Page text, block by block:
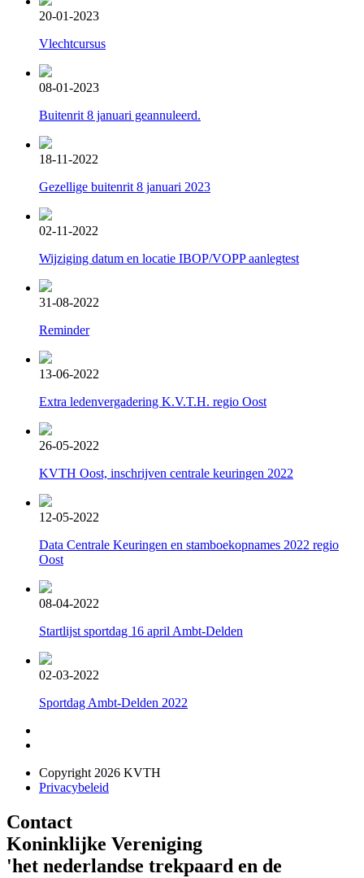
20-01-2023
Vlechtcursus
08-01-2023
Buitenrit 8 januari geannuleerd.
18-11-2022
Gezellige buitenrit 8 januari 2023
02-11-2022
Wijziging datum en locatie IBOP/VOPP aanlegtest
31-08-2022
Reminder
13-06-2022
Extra ledenvergadering K.V.T.H. regio Oost
26-05-2022
KVTH Oost, inschrijven centrale keuringen 2022
12-05-2022
Data Centrale Keuringen en stamboekopnames 2022 regio
Oost
08-04-2022
Startlijst sportdag 16 april Ambt-Delden
02-03-2022
Sportdag Ambt-Delden 2022
Copyright 2026 KVTH
Privacybeleid
Contact
Koninklijke Vereniging
'het nederlandse trekpaard en de